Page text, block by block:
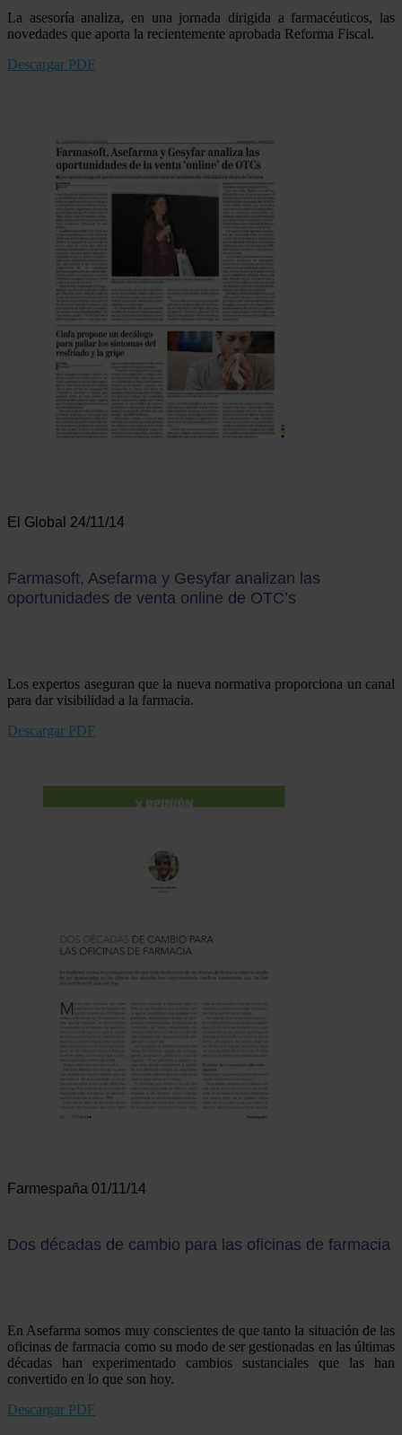
La asesoría analiza, en una jornada dirigida a farmacéuticos, las
novedades que aporta la recientemente aprobada Reforma Fiscal.
Descargar PDF
El Global 24/11/14
Farmasoft, Asefarma y Gesyfar analizan las
oportunidades de venta online de OTC’s
Los expertos aseguran que la nueva normativa proporciona un canal
para dar visibilidad a la farmacia.
Descargar PDF
Farmespaña 01/11/14
Dos décadas de cambio para las oficinas de farmacia
En Asefarma somos muy conscientes de que tanto la situación de las
oficinas de farmacia como su modo de ser gestionadas en las últimas
décadas han experimentado cambios sustanciales que las han
convertido en lo que son hoy.
Descargar PDF